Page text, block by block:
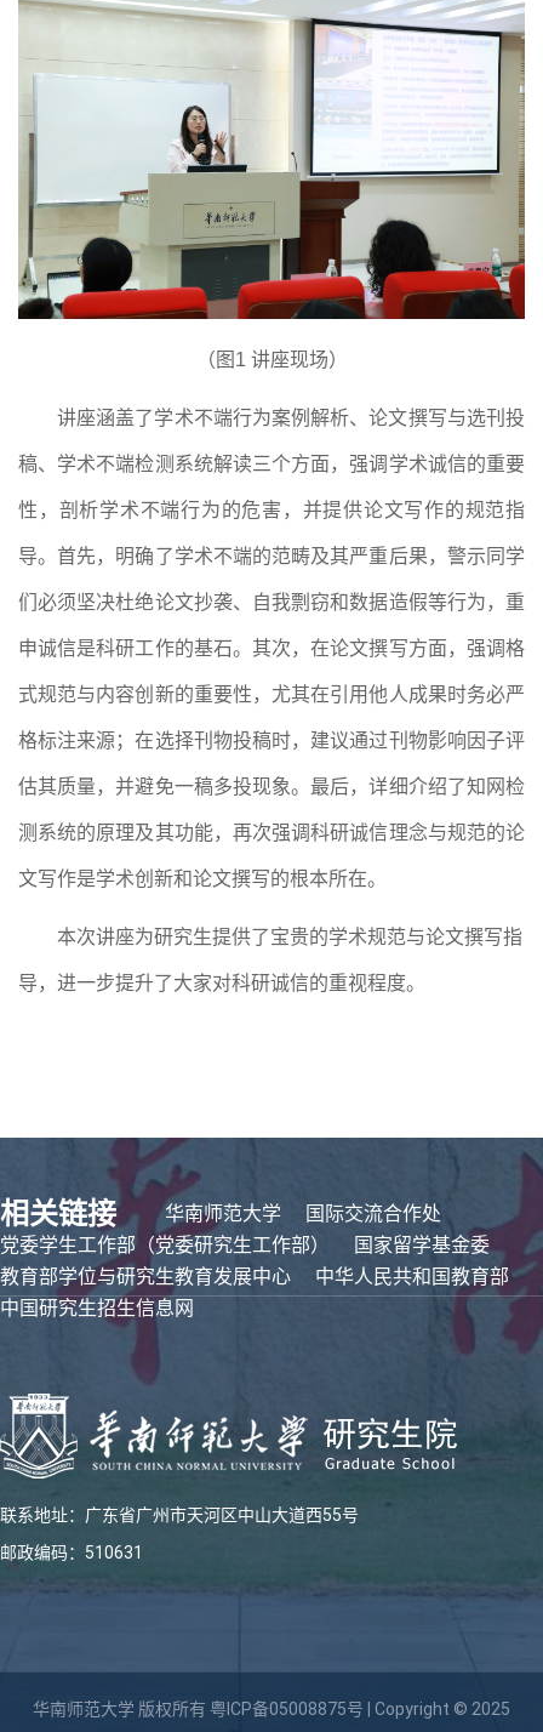
（图 1 讲座现场）
讲座涵盖了学术不端行为案例解析、论文撰写与选刊投
稿、学术不端检测系统解读三个方面 ，强调学术诚信的重要
性，剖析学术不端行为的危害，并提供论文写作的规范指
导。首先，明确了学术不端的范畴及其严重后果，警示同学
们必须坚决杜绝论文抄袭、自我剽窃和数据造假等行为，重
申诚信是科研工作的基石。其次，在论文撰写方面，强调格
式规范与内容创新的重要性，尤其在引用他人成果时务必严
格标注来源；在选择刊物投稿时，建议通过刊物影响因子评
估其质量，并避免一稿多投现象。最后，详细介绍了知网检
测系统的原理及其功能，再次强调科研诚信理念与规范的论
文写作是学术创新和论文撰写的根本所在。
本次讲座为研究生提供了宝贵的学术规范与论文撰写指
导，进一步提升了大家对科研诚信的重视程度。
相关链接 华南师范大学
国际交流合作处
党委学生工作部（党委研究生工作部）
国家留学基金委
教育部学位与研究生教育发展中心
中华人民共和国教育部
中国研究生招生信息网
联系地址：广东省广州市天河区中山大道西55号
邮政编码：510631
华南师范大学 版权所有 粤ICP备05008875号 | Copyright © 2025